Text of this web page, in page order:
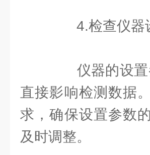
4.检查仪器
仪器的设置
直接影响检测数据
求，确保设置参数
及时调整。